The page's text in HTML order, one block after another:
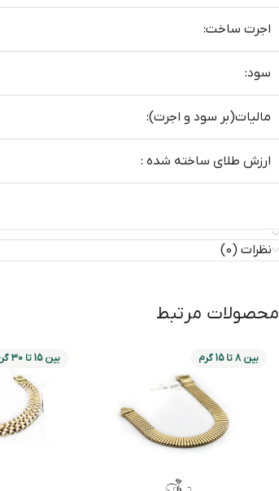
اجرت ساخت:
سود:
مالیات(بر سود و اجرت):
ارزش طلای ساخته شده :
نظرات (0)
محصولات مرتبط
بین 8 تا 15 گرم بین 15 تا 30 گرم